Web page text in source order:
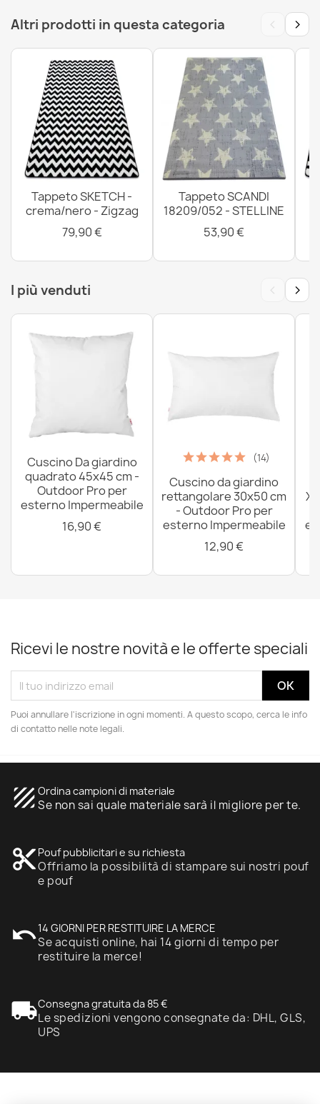
Altri prodotti in questa categoria ‹ ›
Tappeto SKETCH -
crema/nero - Zigzag
79,90 €
Tappeto SCANDI
18209/052 - STELLINE
53,90 €
I più venduti ‹ ›
Cuscino Da giardino
quadrato 45x45 cm -
Outdoor Pro per
esterno Impermeabile
16,90 €
(14)
Cuscino da giardino
rettangolare 30x50 cm
- Outdoor Pro per
esterno Impermeabile
12,90 €
Ricevi le nostre novità e le offerte speciali
Puoi annullare l'iscrizione in ogni momenti. A questo scopo, cerca le info
di contatto nelle note legali.
texture Ordina campioni di materiale
Se non sai quale materiale sarà il migliore per te.
content_cut Pouf pubblicitari e su richiesta
Offriamo la possibilità di stampare sui nostri pouf
e pouf
undo14 GIORNI PER RESTITUIRE LA MERCE
Se acquisti online, hai 14 giorni di tempo per
restituire la merce!
local_shippingConsegna gratuita da 85 €
Le spedizioni vengono consegnate da: DHL, GLS,
UPS